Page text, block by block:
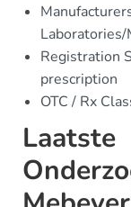
Laboratories/
Registration
prescription
OTC / Rx
Laatste